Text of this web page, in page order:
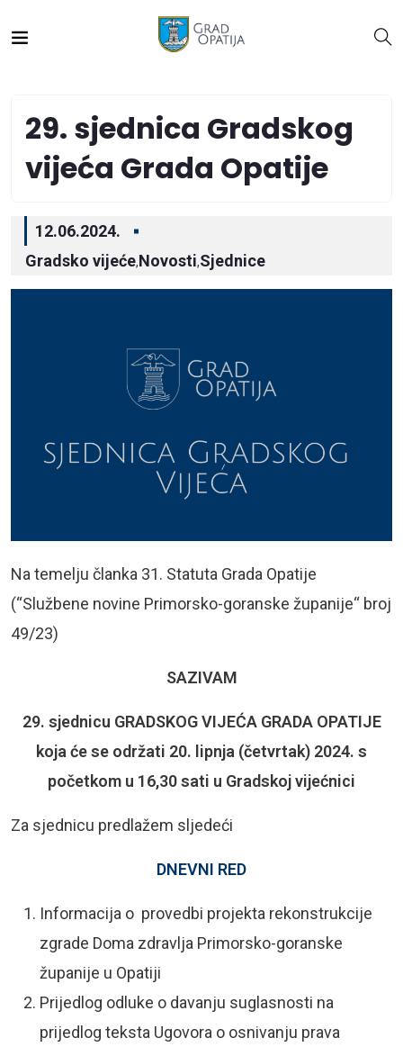
29. sjednica Gradskog
vijeća Grada Opatije
12.06.2024.
Gradsko vijeće,Novosti,Sjednice
Na temelju članka 31. Statuta Grada Opatije
(“Službene novine Primorsko-goranske županije“ broj
49/23)
SAZIVAM
29. sjednicu GRADSKOG VIJEĆA GRADA OPATIJE
koja će se održati 20. lipnja (četvrtak) 2024. s
početkom u 16,30 sati u Gradskoj vijećnici
Za sjednicu predlažem sljedeći
DNEVNI RED
Informacija o provedbi projekta rekonstrukcije
zgrade Doma zdravlja Primorsko-goranske
županije u Opatiji
Prijedlog odluke o davanju suglasnosti na
prijedlog teksta Ugovora o osnivanju prava